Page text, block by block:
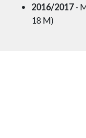
2016/2017-
18 M)